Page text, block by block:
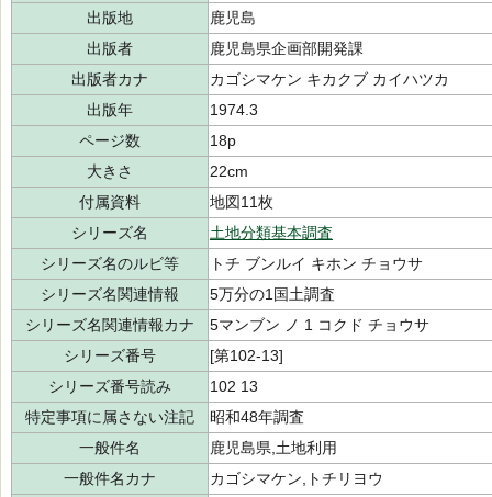
出版地
鹿児島
出版者
鹿児島県企画部開発課
出版者カナ
カゴシマケン キカクブ カイハツカ
出版年
1974.3
ページ数
18p
大きさ
22cm
付属資料
地図11枚
シリーズ名
土地分類基本調査
シリーズ名のルビ等
トチ ブンルイ キホン チョウサ
シリーズ名関連情報
5万分の1国土調査
シリーズ名関連情報カナ
5マンブン ノ 1 コクド チョウサ
シリーズ番号
[第102-13]
シリーズ番号読み
102 13
特定事項に属さない注記
昭和48年調査
一般件名
鹿児島県,土地利用
一般件名カナ
カゴシマケン,トチリヨウ